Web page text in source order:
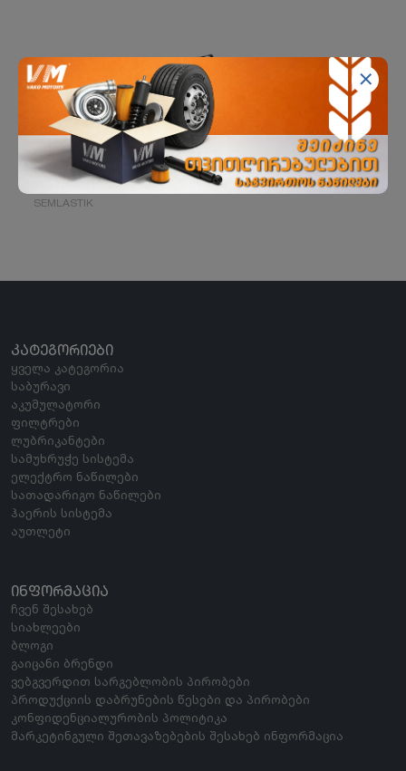
კაბინის ამწევი ტუმბო
SEMLASTIK
ᲙᲐᲢᲔᲒᲝᲠᲘᲔᲑᲘ
ყველა კატეგორია
საბურავი
აკუმულატორი
ფილტრები
ლუბრიკანტები
სამუხრუჭე სისტემა
ელექტრო ნაწილები
სათადარიგო ნაწილები
ჰაერის სისტემა
აუთლეტი
ᲘᲜᲤᲝᲠᲛᲐᲪᲘᲐ
ჩვენ შესახებ
სიახლეები
ბლოგი
გაიცანი ბრენდი
ვებგვერდით სარგებლობის პირობები
პროდუქციის დაბრუნების წესები და პირობები
კონფიდენციალურობის პოლიტიკა
მარკეტინგული შეთავაზებების შესახებ ინფორმაცია